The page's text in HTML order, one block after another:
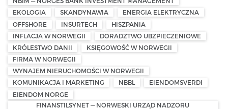
EKOLOGIA
SKANDYNAWIA
ENERGIA ELEKTRYCZNA
OFFSHORE
INSURTECH
HISZPANIA
INFLACJA W NORWEGII
DORADZTWO UBZPIECZENIOWE
KRÓLESTWO DANII
KSIĘGOWOŚĆ W NORWEGII
FIRMA W NORWEGII
WYNAJEM NIERUCHOMOŚCI W NORWEGII
KOMUNIKACJA I MARKETING
NBBL
EIENDOMSVERDI
EIENDOM NORGE
FINANSTILSYNET — NORWESKI URZĄD NADZORU